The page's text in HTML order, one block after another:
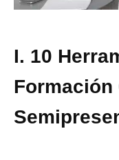
I. 10
Formación